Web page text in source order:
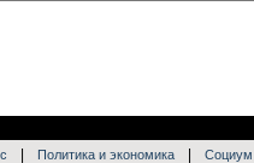
Политика и экономика Социум